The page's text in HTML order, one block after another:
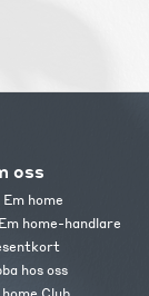
oss
Em home
home-handlare
hos oss